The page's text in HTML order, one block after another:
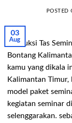
POSTED
03
Aug
Produksi Tas
Bontang
kamu yang dikala
Kalimantan Timur,
model paket
kegiatan seminar
selenggarakan.